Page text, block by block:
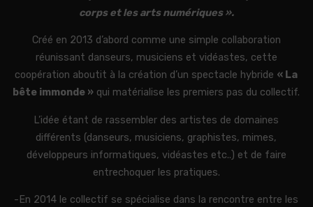
corps et les arts numériques ».
Créé en 2013 d’abord comme une simple collaboration
réunissant danseurs, musiciens et vidéastes, cette
coopération aboutit à la création d’un spectacle hybride « La
bête immonde » qui matérialise les premiers pas du collectif.
L’idée étant de rassembler des artistes de domaines
différents (danseurs, musiciens, graphistes, mimes,
développeurs informatiques, vidéastes etc..) et de faire
entrechoquer les pratiques.
-En 2014 le collectif se spécialise dans la rencontre entre les